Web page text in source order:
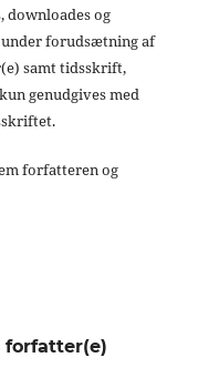
downloades og
forudsætning af
samt tidsskrift,
genudgives med
forfatteren og